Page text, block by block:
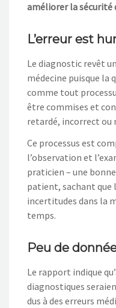
améliorer la sécurité
L’erreur est
Le diagnostic revêt
médecine puisque la
comme tout
être commises et
retardé, incorrect ou
Ce processus est
l’observation et
praticien – une
patient, sachant que
incertitudes dans la
temps.
Peu de
Le rapport indique
diagnostiques
dus à des erreurs